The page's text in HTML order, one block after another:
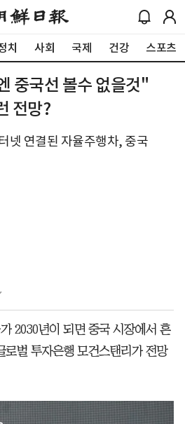
치 사회 국제 건강 스포츠
중국선 볼수 없을것"
전망?
넷 연결된 자율주행차, 중국
2030년이 되면 중국 시장에서 흔
벌 투자은행 모건스탠리가 전망